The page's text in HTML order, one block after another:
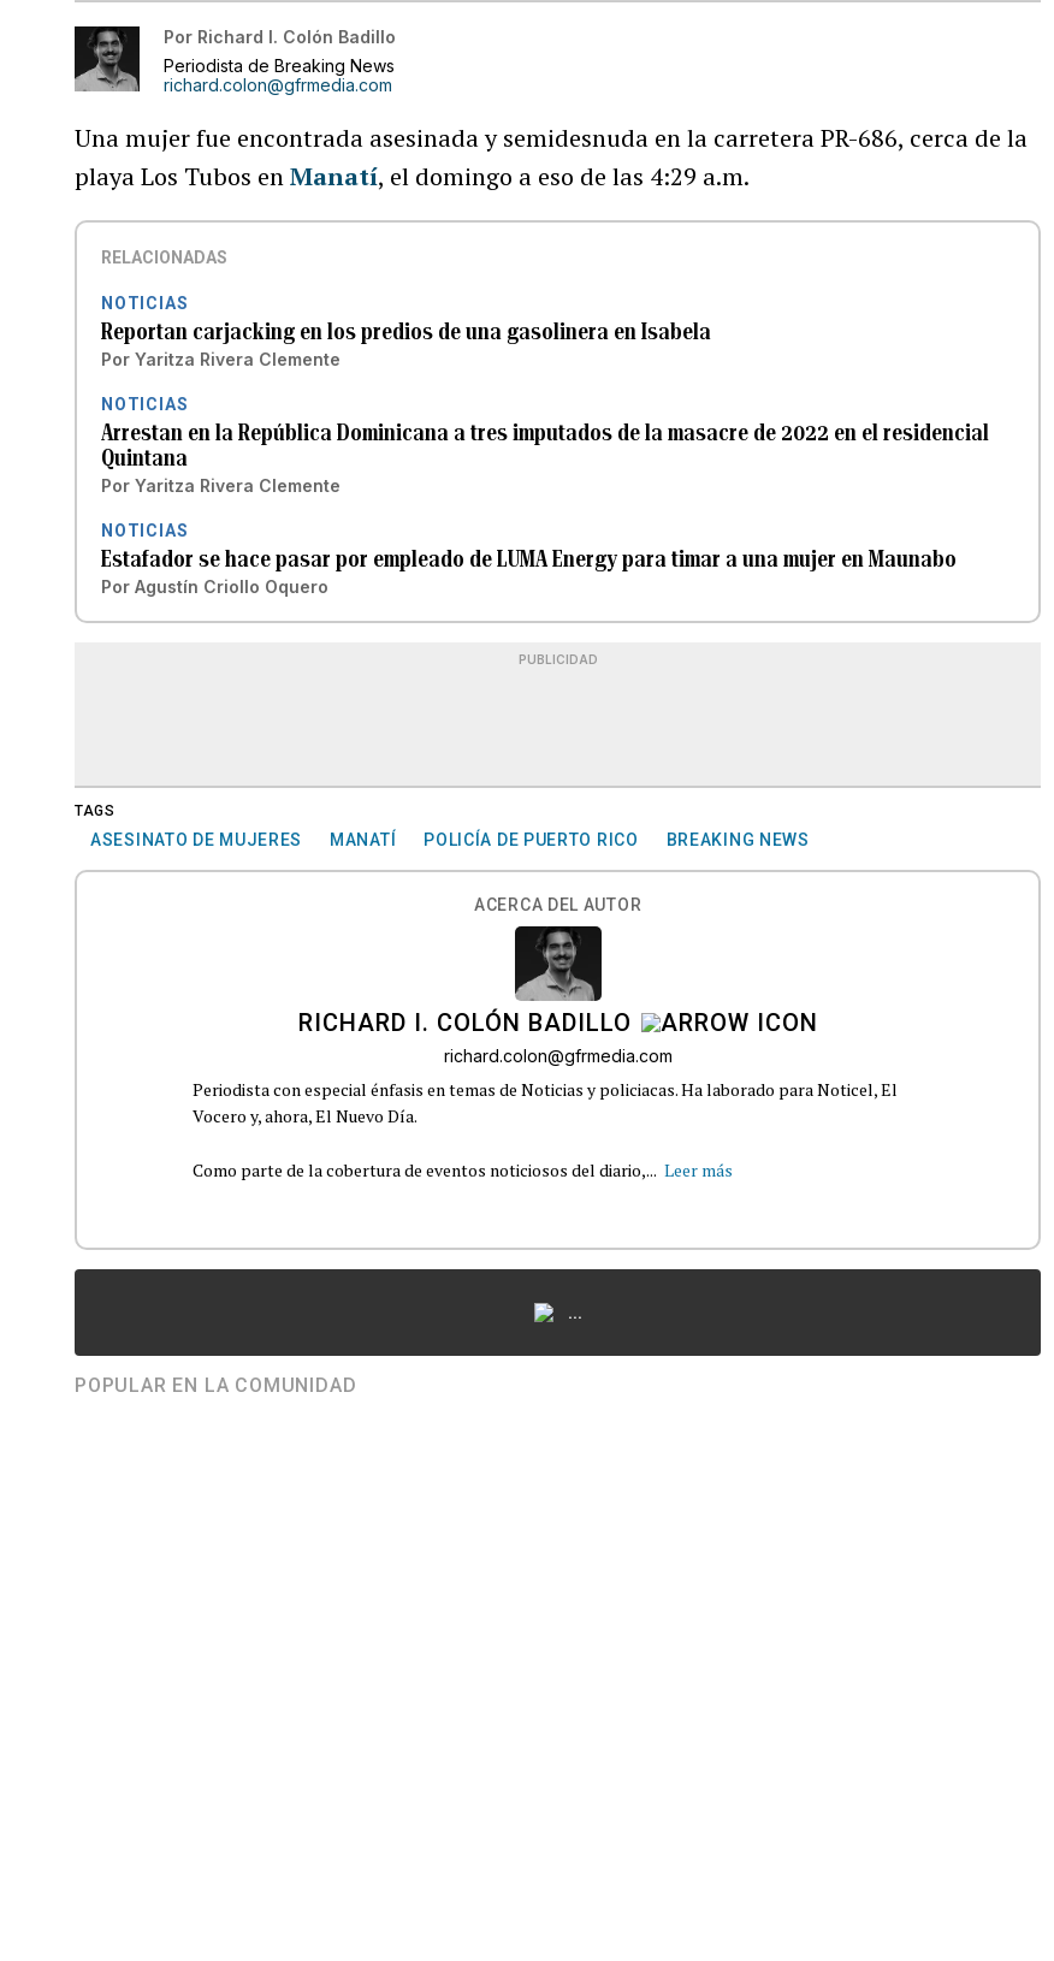
Por Richard I. Colón Badillo
Periodista de Breaking News
richard.colon@gfrmedia.com
Una mujer fue encontrada asesinada y semidesnuda en la carretera PR-686, cerca de la
playa Los Tubos enManatí, el domingo a eso de las 4:29 a.m.
RELACIONADAS
NOTICIAS
Reportan carjacking en los predios de una gasolinera en Isabela
Por Yaritza Rivera Clemente
NOTICIAS
Arrestan en la República Dominicana a tres imputados de la masacre de 2022 en el residencial
Quintana
Por Yaritza Rivera Clemente
NOTICIAS
Estafador se hace pasar por empleado de LUMA Energy para timar a una mujer en Maunabo
Por Agustín Criollo Oquero
PUBLICIDAD
TAGS
ASESINATO DE MUJERES MANATÍ POLICÍA DE PUERTO RICO BREAKING NEWS
ACERCA DEL AUTOR
RICHARD I. COLÓN BADILLO
richard.colon@gfrmedia.com
Periodista con especial énfasis en temas de Noticias y policiacas. Ha laborado para Noticel, El
Vocero y, ahora, El Nuevo Día.
Como parte de la cobertura de eventos noticiosos del diario,... Leer más
...
POPULAR EN LA COMUNIDAD